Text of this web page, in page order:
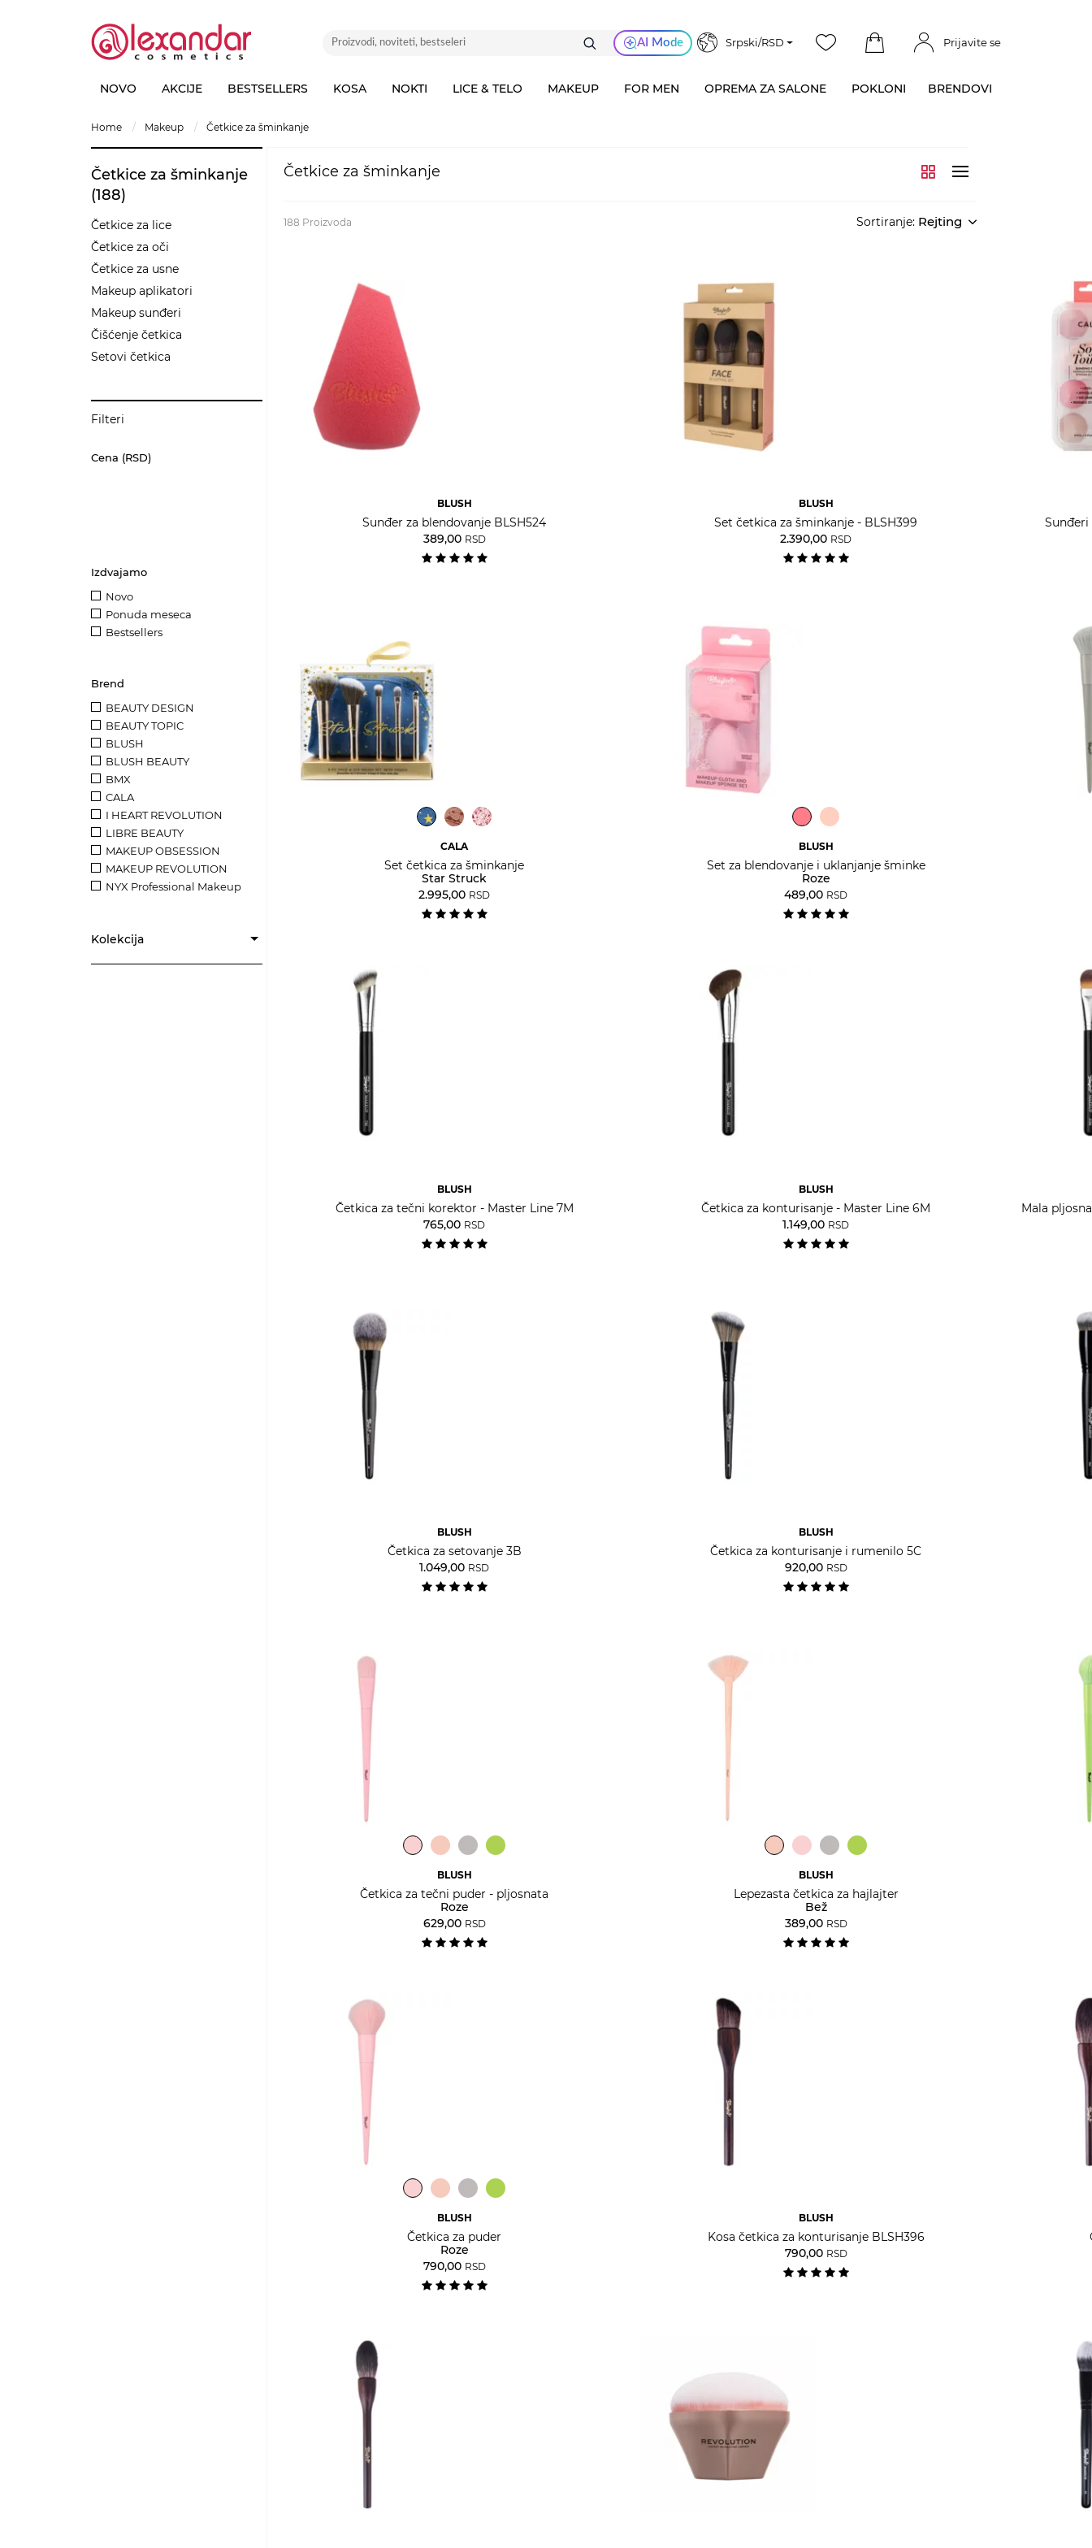
AI Mode Srpski/RSD Prijavite se
NOVO AKCIJE BESTSELLERS KOSA NOKTI LICE & TELO MAKEUP FOR MEN OPREMA ZA SALONE POKLONI BRENDOVI
home makeup četkice za šminkanje
Četkice za šminkanje
(188)
Četkice za lice
Četkice za oči
Četkice za usne
Makeup aplikatori
Makeup sunđeri
Čišćenje četkica
Setovi četkica
Filteri
Cena (RSD)
Izdvajamo
Novo
Ponuda meseca
Bestsellers
Brend
BEAUTY DESIGN
BEAUTY TOPIC
BLUSH
BLUSH BEAUTY
BMX
CALA
I HEART REVOLUTION
LIBRE BEAUTY
MAKEUP OBSESSION
MAKEUP REVOLUTION
NYX Professional Makeup
Kolekcija
Četkice za šminkanje
188 Proizvoda Sortiranje: Rejting
BLUSH
Sunđer za blendovanje BLSH524
389,00 RSD
BLUSH
Set četkica za šminkanje - BLSH399
2.390,00 RSD
Sunđeri
CALA
Set četkica za šminkanje
Star Struck
2.995,00 RSD
BLUSH
Set za blendovanje i uklanjanje šminke
Roze
489,00 RSD
BLUSH
Četkica za tečni korektor - Master Line 7M
765,00 RSD
BLUSH
Četkica za konturisanje - Master Line 6M
1.149,00 RSD
Mala
BLUSH
Četkica za setovanje 3B
1.049,00 RSD
BLUSH
Četkica za konturisanje i rumenilo 5C
920,00 RSD
BLUSH
Četkica za tečni puder - pljosnata
Roze
629,00 RSD
BLUSH
Lepezasta četkica za hajlajter
Bež
389,00 RSD
BLUSH
Četkica za puder
Roze
790,00 RSD
BLUSH
Kosa četkica za konturisanje BLSH396
790,00 RSD